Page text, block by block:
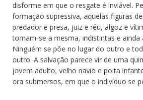
disforme em que o resgate é inviável.
formação supressiva, aquelas figuras
predador e presa, juiz e réu, algoz e
tornam-se a mesma, indistintas e ainda
Ninguém se põe no lugar do outro e
outro. A salvação parece vir de uma
jovem adulto, velho navio e poita
ora submersos, em que o indivíduo se